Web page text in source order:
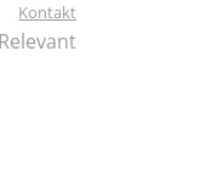
Kontakt